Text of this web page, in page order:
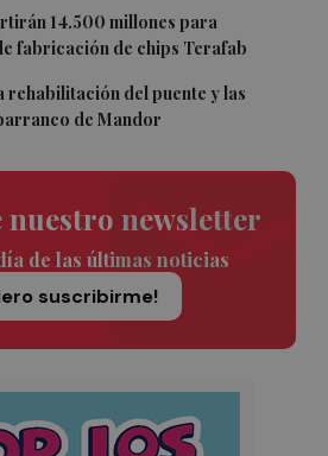
14.500 millones para
fabricación de chips Terafab
rehabilitación del puente y las
de Mandor
nuestro newsletter
de las últimas noticias
suscribirme!